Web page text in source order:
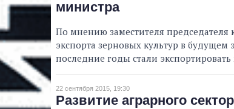
министра
По мнению заместителя
экспорта зерновых культур в
последние годы стали
22 сентября 2015, 19:30
Развитие аграрного